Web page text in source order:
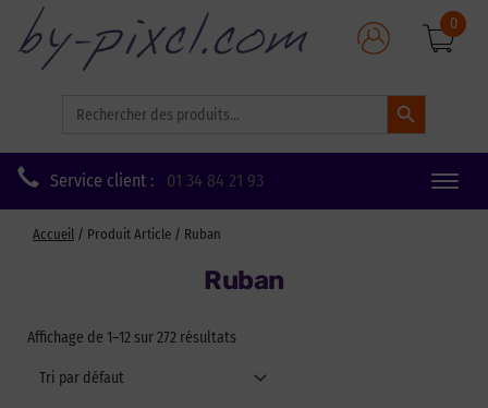
for:
Search Button
0
Service client : 01 34 84 21 93
Toggle
Accueil / Produit Article / Ruban
Ruban
Affichage de 1–12 sur 272 résultats